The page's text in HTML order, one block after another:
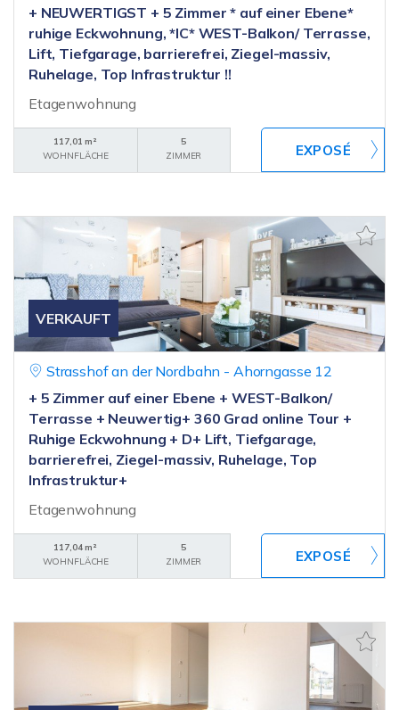
+ NEUWERTIGST + 5 Zimmer * auf einer Ebene*
ruhige Eckwohnung, *IC* WEST-Balkon/ Terrasse,
Lift, Tiefgarage, barrierefrei, Ziegel-massiv,
Ruhelage, Top Infrastruktur !!
Etagenwohnung
117,01 m²
WOHNFLÄCHE
5
ZIMMER
VERKAUFT
Strasshof an der Nordbahn - Ahorngasse 12
+ 5 Zimmer auf einer Ebene + WEST-Balkon/
Terrasse + Neuwertig+ 360 Grad online Tour +
Ruhige Eckwohnung + D+ Lift, Tiefgarage,
barrierefrei, Ziegel-massiv, Ruhelage, Top
Infrastruktur+
Etagenwohnung
117,04 m²
WOHNFLÄCHE
5
ZIMMER